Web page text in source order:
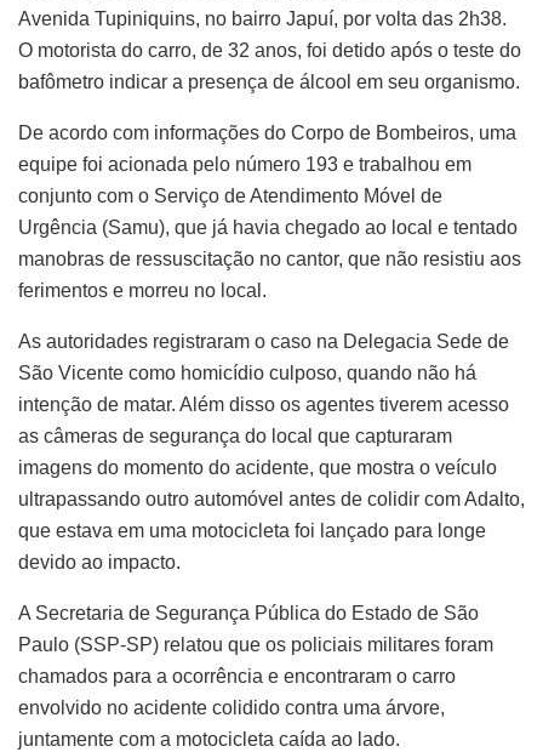
Avenida Tupiniquins, no bairro Japuí, por volta das 2h38.
O motorista do carro, de 32 anos, foi detido após o teste do
bafômetro indicar a presença de álcool em seu organismo.
De acordo com informações do Corpo de Bombeiros, uma
equipe foi acionada pelo número 193 e trabalhou em
conjunto com o Serviço de Atendimento Móvel de
Urgência (Samu), que já havia chegado ao local e tentado
manobras de ressuscitação no cantor, que não resistiu aos
ferimentos e morreu no local.
As autoridades registraram o caso na Delegacia Sede de
São Vicente como homicídio culposo, quando não há
intenção de matar. Além disso os agentes tiverem acesso
as câmeras de segurança do local que capturaram
imagens do momento do acidente, que mostra o veículo
ultrapassando outro automóvel antes de colidir com Adalto,
que estava em uma motocicleta foi lançado para longe
devido ao impacto.
A Secretaria de Segurança Pública do Estado de São
Paulo (SSP-SP) relatou que os policiais militares foram
chamados para a ocorrência e encontraram o carro
envolvido no acidente colidido contra uma árvore,
juntamente com a motocicleta caída ao lado.